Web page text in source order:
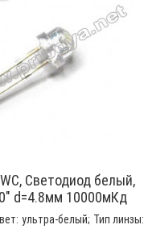
6,8 мкФ 250 v Конденсатор
электролитический 8*13мм.
105°С
41.00р.
Светодиод белый,
d=4.8мм 10000мКд
(Ultra White)
ультра-белый; Тип линзы: